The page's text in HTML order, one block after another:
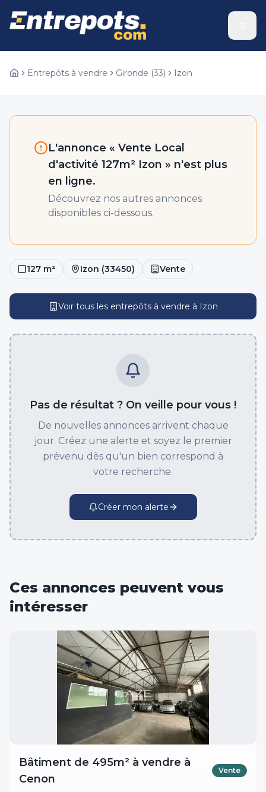
Entrepôts à vendre Gironde (33) Izon
L'annonce « Vente Local
d'activité 127m² Izon » n'est plus
en ligne.
Découvrez nos autres annonces
disponibles ci-dessous.
127 m² Izon (33450) Vente
Voir tous les entrepôts à vendre à Izon
Pas de résultat ? On veille pour vous !
De nouvelles annonces arrivent chaque
jour. Créez une alerte et soyez le premier
prévenu dès qu'un bien correspond à
votre recherche.
Créer mon alerte
Ces annonces peuvent vous
intéresser
Bâtiment de 495m² à vendre à
Cenon
Vente